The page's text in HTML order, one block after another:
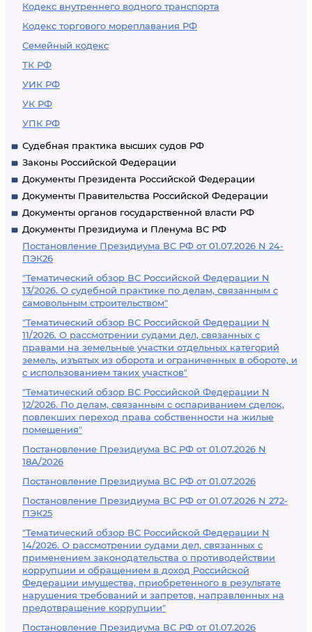
Кодекс внутреннего водного транспорта
Кодекс торгового мореплавания РФ
Семейный кодекс
ТК РФ
УИК РФ
УК РФ
УПК РФ
Судебная практика высших судов РФ
Законы Российской Федерации
Документы Президента Российской Федерации
Документы Правительства Российской Федерации
Документы органов государственной власти РФ
Документы Президиума и Пленума ВС РФ
Постановление Президиума ВС РФ от 01.07.2026 N 24-
ПЭК26
"Тематический обзор ВС Российской Федерации N
13/2026. О судебной практике по делам, связанным с
самовольным строительством"
"Тематический обзор ВС Российской Федерации N
11/2026. О рассмотрении судами дел, связанных с
правами на земельные участки отдельных категорий
земель, изъятых из оборота и ограниченных в обороте, и
с использованием таких участков"
"Тематический обзор ВС Российской Федерации N
12/2026. По делам, связанным с оспариванием сделок,
повлекших переход права собственности на жилые
помещения"
Постановление Президиума ВС РФ от 01.07.2026 N
18А/2026
Постановление Президиума ВС РФ от 01.07.2026
Постановление Президиума ВС РФ от 01.07.2026 N 272-
ПЭК25
"Тематический обзор ВС Российской Федерации N
14/2026. О рассмотрении судами дел, связанных с
применением законодательства о противодействии
коррупции и обращением в доход Российской
Федерации имущества, приобретенного в результате
нарушения требований и запретов, направленных на
предотвращение коррупции"
Постановление Президиума ВС РФ от 01.07.2026